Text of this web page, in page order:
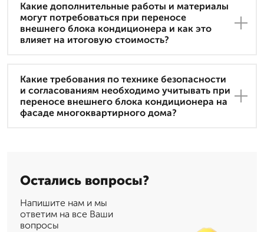
Какие дополнительные работы и материалы
могут потребоваться при переносе
внешнего блока кондиционера и как это
влияет на итоговую стоимость?
Какие требования по технике безопасности
и согласованиям необходимо учитывать при
переносе внешнего блока кондиционера на
фасаде многоквартирного дома?
Остались вопросы?
Напишите нам и мы
ответим на все Ваши
вопросы